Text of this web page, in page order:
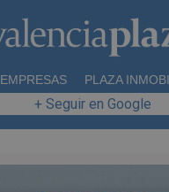
EMPRESAS PLAZA
+ Seguir en Google